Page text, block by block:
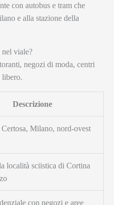
con autobus e tram che
e alla stazione della
viale?
negozi di moda, centri
libero.
Descrizione
Milano, nord-ovest
località sciistica di Cortina
con negozi e aree